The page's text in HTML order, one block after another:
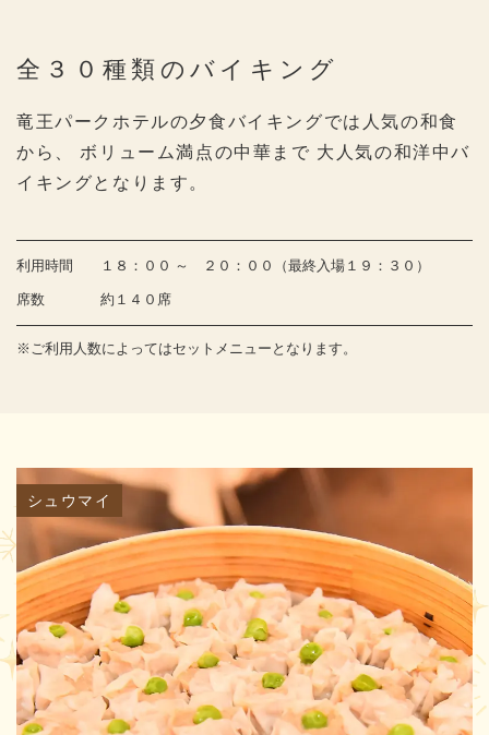
全３０種類のバイキング
竜王パークホテルの夕食バイキングでは人気の和食
から、
ボリューム満点の中華まで 大人気の和洋中バ
イキングとなります。
利用時間 １８：００ ～ ２０：００（最終入場１９：３０）
席数 約１４０席
※ご利用人数によってはセットメニューとなります。
シュウマイ